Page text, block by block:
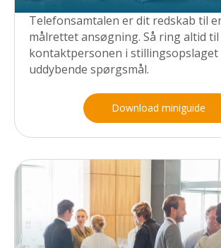
Telefonsamtalen er dit redskab til
målrettet ansøgning. Så ring altid til
kontaktpersonen i stillingsopslaget
uddybende spørgsmål.
Download miniguide